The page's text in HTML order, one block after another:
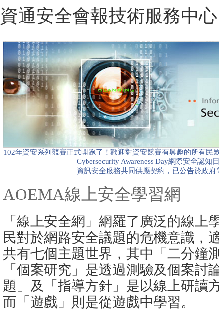
102年資安系列競賽正式開跑了！歡迎對資安競賽有興趣的所有民
Cybersecurity Awareness Day網際安全認知
資訊安全服務共同供應契約，已公告於政
AOEMA線上安全學習網
「線上安全網」網羅了廣泛的線上
民對於網路安全議題的危機意識，
共有七個主題世界，其中「二分鐘
「個案研究」是透過測驗及個案討
題」及「指導方針」是以線上研讀
而「遊戲」則是從遊戲中學習。